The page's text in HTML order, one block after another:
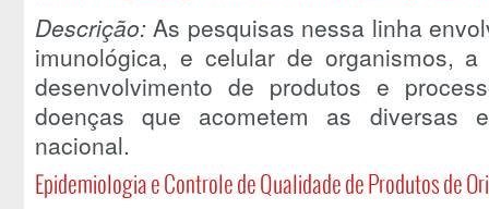
Descrição: As pesquisas nessa linha
imunológica, e celular de organismos,
desenvolvimento de produtos e
doenças que acometem as diversas
nacional.
Epidemiologia e Controle de Qualidade de Produtos de